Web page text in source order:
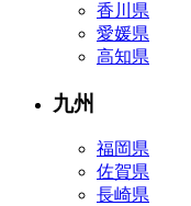
香川県
愛媛県
高知県
九州
福岡県
佐賀県
長崎県